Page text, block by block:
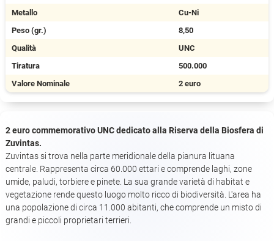
Metallo
Cu-Ni
Peso (gr.)
8,50
Qualità
UNC
Tiratura
500.000
Valore Nominale
2 euro
2 euro commemorativo UNC dedicato alla Riserva della Biosfera di
Zuvintas.
Zuvintas si trova nella parte meridionale della pianura lituana
centrale. Rappresenta circa 60.000 ettari e comprende laghi, zone
umide, paludi, torbiere e pinete. La sua grande varietà di habitat e
vegetazione rende questo luogo molto ricco di biodiversità. L'area ha
una popolazione di circa 11.000 abitanti, che comprende un misto di
grandi e piccoli proprietari terrieri.